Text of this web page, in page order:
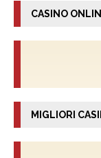
CASINO
MIGLIORI